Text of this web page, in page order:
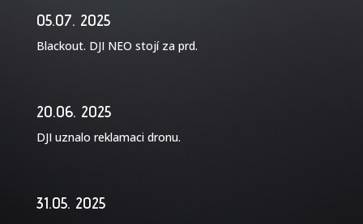
05.07. 2025
Blackout. DJI NEO stojí za prd.
20.06. 2025
DJI uznalo reklamaci dronu.
31.05. 2025